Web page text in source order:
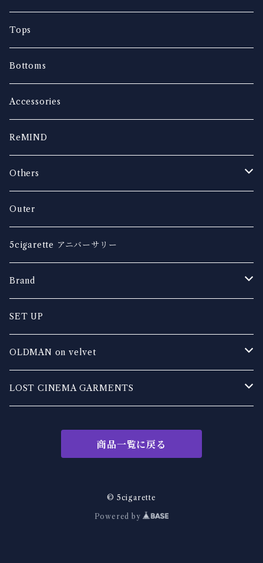
Tops
Bottoms
Accessories
ReMIND
Others
music
Outer
5cigarette アニバーサリー
Brand
OLDMAN on velvet
EXHALE leather works
DIRTY DAZE DADDY
KakeraPlants
SET UP
OLDMAN on velvet
TOPS
LOST CINEMA GARMENTS
商品一覧に戻る
© 5cigarette
Powered by